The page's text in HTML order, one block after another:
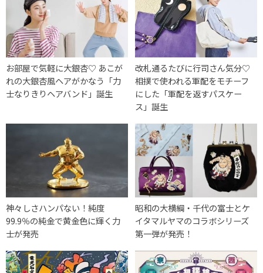
お部屋で気軽に大銀杏♡ あこが
れの大銀杏風ヘアがかなう「力
士なりきりヘアバンド」誕生
改札通るたびに行司さん気分♡
相撲で使われる軍配をモチーフ
にした「軍配を返すパスケー
ス」誕生
神々しさハンパない！純度
99.9％の純金で黄金色に輝く力
士が発売
昭和の大横綱・千代の富士とケ
イタマルヤマのコラボシリーズ
第一弾が発売！